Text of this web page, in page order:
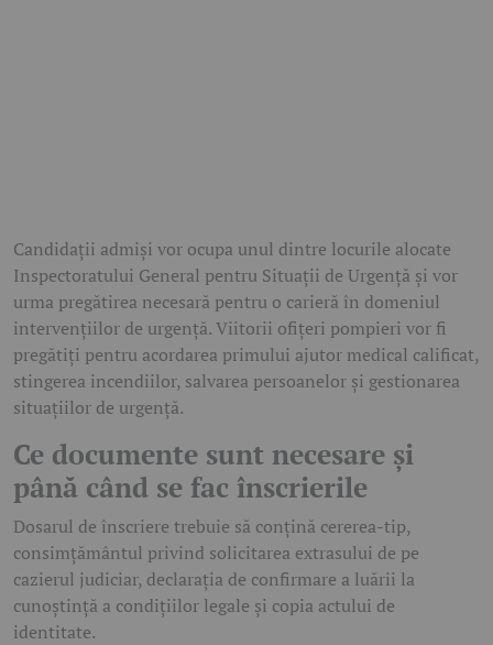
Candidații admiși vor ocupa unul dintre locurile alocate
Inspectoratului General pentru Situații de Urgență și vor
urma pregătirea necesară pentru o carieră în domeniul
intervențiilor de urgență. Viitorii ofițeri pompieri vor fi
pregătiți pentru acordarea primului ajutor medical calificat,
stingerea incendiilor, salvarea persoanelor și gestionarea
situațiilor de urgență.
Ce documente sunt necesare și
până când se fac înscrierile
Dosarul de înscriere trebuie să conțină cererea-tip,
consimțământul privind solicitarea extrasului de pe
cazierul judiciar, declarația de confirmare a luării la
cunoștință a condițiilor legale și copia actului de
identitate.